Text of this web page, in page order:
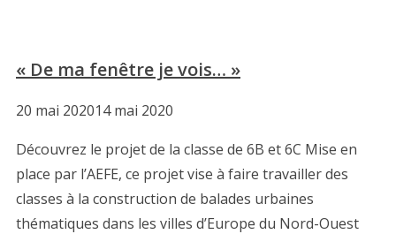
« De ma fenêtre je vois… »
20 mai 202014 mai 2020
Découvrez le projet de la classe de 6B et 6C Mise en
place par l’AEFE, ce projet vise à faire travailler des
classes à la construction de balades urbaines
thématiques dans les villes d’Europe du Nord-Ouest